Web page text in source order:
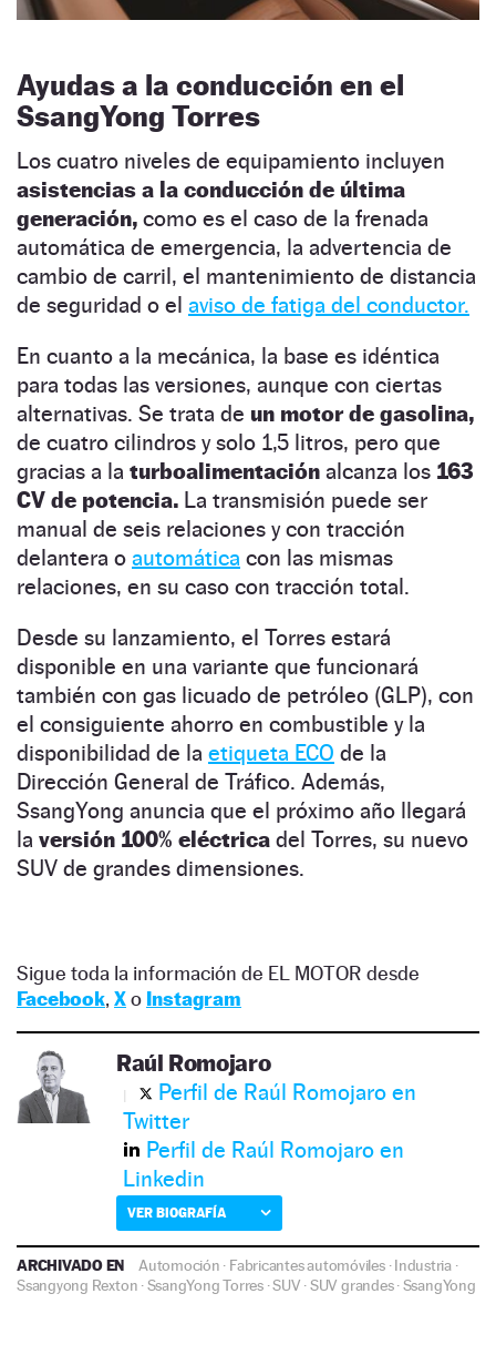
Ayudas a la conducción en el
SsangYong Torres
Los cuatro niveles de equipamiento incluyen
asistencias a la conducción de última
generación, como es el caso de la frenada
automática de emergencia, la advertencia de
cambio de carril, el mantenimiento de distancia
de seguridad o el aviso de fatiga del conductor.
En cuanto a la mecánica, la base es idéntica
para todas las versiones, aunque con ciertas
alternativas. Se trata de un motor de gasolina,
de cuatro cilindros y solo 1,5 litros, pero que
gracias a la turboalimentación alcanza los 163
CV de potencia. La transmisión puede ser
manual de seis relaciones y con tracción
delantera o automática con las mismas
relaciones, en su caso con tracción total.
Desde su lanzamiento, el Torres estará
disponible en una variante que funcionará
también con gas licuado de petróleo (GLP), con
el consiguiente ahorro en combustible y la
disponibilidad de la etiqueta ECO de la
Dirección General de Tráfico. Además,
SsangYong anuncia que el próximo año llegará
la versión 100% eléctrica del Torres, su nuevo
SUV de grandes dimensiones.
Sigue toda la información de EL MOTOR desde
Facebook, Xo Instagram
Raúl Romojaro
Perfil de Raúl Romojaro en
Twitter
Perfil de Raúl Romojaro en
Linkedin
VER BIOGRAFÍA
ARCHIVADO EN Automoción · Fabricantes automóviles·Industria ·
Ssangyong Rexton ·SsangYong Torres·SUV ·SUV grandes·SsangYong